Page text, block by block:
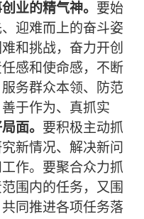
业的精气神。 要始
迎难而上的奋斗姿
和挑战，奋力开创
感和使命感，不断
务群众本领、防范
于作为、真抓实
面。 要积极主动抓
新情况、解决新问
作。要聚合众力抓
围内的任务，又围
同推进各项任务落